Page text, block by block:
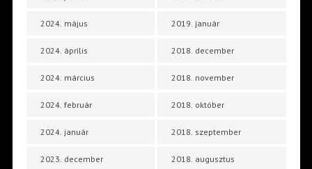
2024. május
2024. április
2024. március
2024. február
2024. január
2023. december
2019. január
2018. december
2018. november
2018. október
2018. szeptember
2018. augusztus